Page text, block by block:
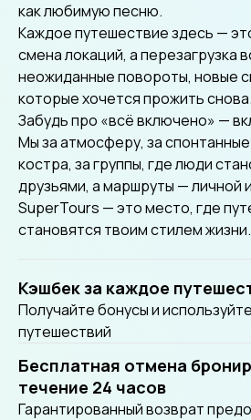
как любимую песню.
Каждое путешествие здесь —
смена локаций, а перезагрузка
неожиданные повороты, новые
которые хочется прожить снова.
Забудь про «всё включено» —
Мы за атмосферу, за
костра, за группы, где люди
друзьями, а маршруты — личной
SuperTours — это место, где
становятся твоим стилем жизни.
Кэшбек за каждое
Получайте бонусы и
путешествий
Бесплатная отмена
течение 24 часов
Гарантированный возврат